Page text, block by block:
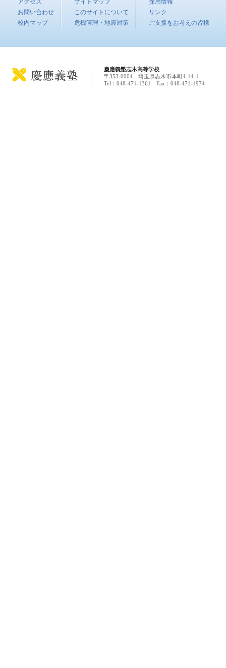
アクセス
お問い合わせ
校内マップ
サイトマップ
このサイトについて
危機管理・地震対策
採用情報
リンク
ご支援をお考えの皆様
慶應義塾志木高等学校
〒353-0004 埼玉県志木市本町4-14-1
Tel：048-471-1361 Fax：048-471-1974